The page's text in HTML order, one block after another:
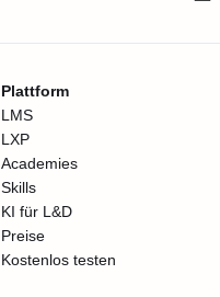
Plattform
LMS
LXP
Academies
Skills
KI für L&D
Preise
Kostenlos testen